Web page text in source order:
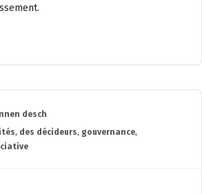
desch
, des décideurs, gouvernance,